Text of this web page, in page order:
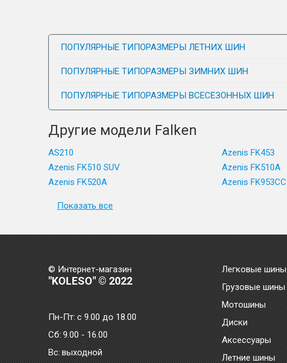
ПОПУЛЯРНЫЕ ТИПОРАЗМЕРЫ ЛЕТНИХ ШИН
ПОПУЛЯРНЫЕ ТИПОРАЗМЕРЫ ЗИМНИХ ШИН
ПОПУЛЯРНЫЕ ТИПОРАЗМЕРЫ ВСЕСЕЗОННЫХ ШИН
Другие модели Falken
AS210 Azenis FK453
Azenis FK510 SUV
Azenis FK510A
Azenis FK520A
Azenis FK953CC
Показать все
© Интернет-магазин
"KOLESO" © 2022
Пн-Пт:с 9.00 до 18.00
Сб: 9.00 - 16.00
Bc: выходной
Легковые шины
Грузовые шины
Мотошины
Диски
Аксессуары
Летние шины